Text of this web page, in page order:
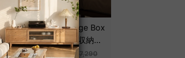
Woody Prime Vintage Box
スライド式デスク＆収納チ
ェスト【高級天然ツゲ材】
¥157,790税込~ ¥197,290